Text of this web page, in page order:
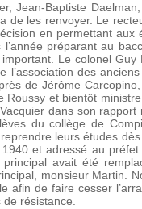
Jean-Baptiste
de les renvoyer. Le
en permettant
préparant au
Le colonel
l’association des
de Jérôme
Roussy et bientôt
dans son
du collège de
leurs études
et adressé au
avait été
monsieur
afin de faire cesser
résistance.